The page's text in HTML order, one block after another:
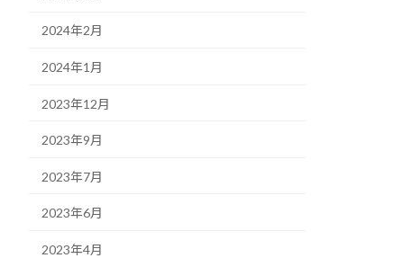
2024年2月
2024年1月
2023年12月
2023年9月
2023年7月
2023年6月
2023年4月